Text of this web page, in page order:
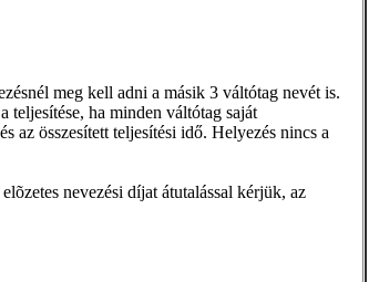
meg kell adni a másik 3 váltótag nevét is.
teljesítése, ha minden váltótag saját
az összesített teljesítési idő. Helyezés nincs a
nevezési díjat átutalással kérjük, az